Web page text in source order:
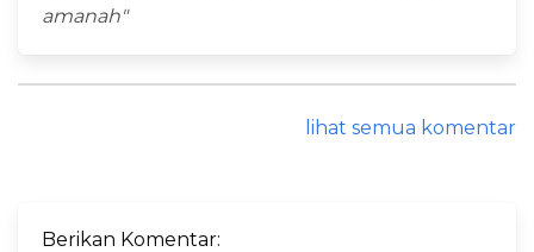
amanah"
lihat semua komentar
Berikan Komentar: